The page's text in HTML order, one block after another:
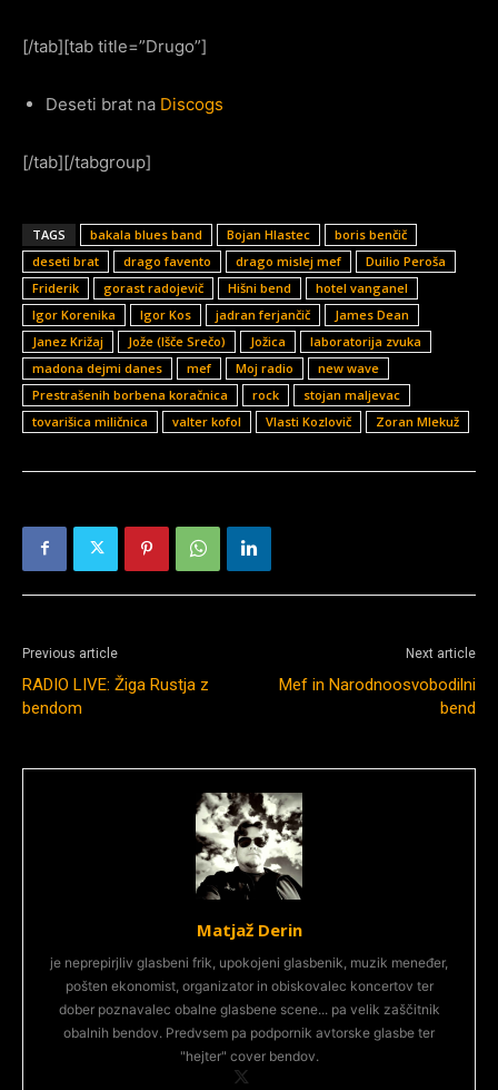
[/tab][tab title=”Drugo”]
Deseti brat na Discogs
[/tab][/tabgroup]
TAGS bakala blues band Bojan Hlastec
boris benčič
deseti brat
drago favento drago mislej mef
Duilio Peroša
Friderik
gorast radojevič Hišni bend
hotel vanganel
Igor Korenika
Igor Kos jadran ferjančič
James Dean
Janez Križaj
Jože (Išče Srečo) Jožica
laboratorija zvuka
madona dejmi danes
mef Moj radio
new wave
Prestrašenih borbena koračnica
rock
stojan maljevac
tovarišica miličnica
valter kofol Vlasti Kozlovič Zoran Mlekuž
Previous article
RADIO LIVE: Žiga Rustja z
bendom
Next article
Mef in Narodnoosvobodilni
bend
Matjaž Derin
je neprepirjliv glasbeni frik, upokojeni glasbenik, muzik meneđer,
pošten ekonomist, organizator in obiskovalec koncertov ter
dober poznavalec obalne glasbene scene... pa velik zaščitnik
obalnih bendov. Predvsem pa podpornik avtorske glasbe ter
"hejter" cover bendov.